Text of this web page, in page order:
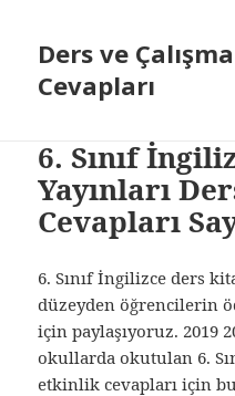
Ders ve
Cevapları
6. Sınıf
Yayınları
Cevapları
6. Sınıf İngilizce ders
düzeyden öğrencilerin
için paylaşıyoruz. 2019
okullarda okutulan 6.
etkinlik cevapları için